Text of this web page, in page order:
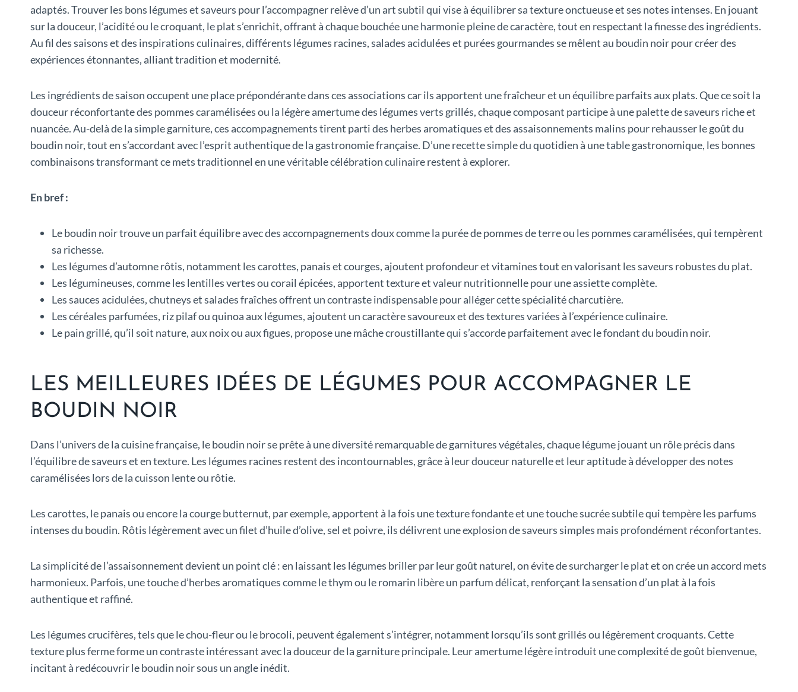
adaptés. Trouver les bons légumes et saveurs pour l’accompagner relève d’un art subtil qui vise à équilibrer sa texture onctueuse et ses notes intenses. En jouant
sur la douceur, l’acidité ou le croquant, le plat s’enrichit, offrant à chaque bouchée une harmonie pleine de caractère, tout en respectant la finesse des ingrédients.
Au fil des saisons et des inspirations culinaires, différents légumes racines, salades acidulées et purées gourmandes se mêlent au boudin noir pour créer des
expériences étonnantes, alliant tradition et modernité.
Les ingrédients de saison occupent une place prépondérante dans ces associations car ils apportent une fraîcheur et un équilibre parfaits aux plats. Que ce soit la
douceur réconfortante des pommes caramélisées ou la légère amertume des légumes verts grillés, chaque composant participe à une palette de saveurs riche et
nuancée. Au-delà de la simple garniture, ces accompagnements tirent parti des herbes aromatiques et des assaisonnements malins pour rehausser le goût du
boudin noir, tout en s’accordant avec l’esprit authentique de la gastronomie française. D’une recette simple du quotidien à une table gastronomique, les bonnes
combinaisons transformant ce mets traditionnel en une véritable célébration culinaire restent à explorer.
En bref :
Le boudin noir trouve un parfait équilibre avec des accompagnements doux comme la purée de pommes de terre ou les pommes caramélisées, qui tempèrent
sa richesse.
Les légumes d’automne rôtis, notamment les carottes, panais et courges, ajoutent profondeur et vitamines tout en valorisant les saveurs robustes du plat.
Les légumineuses, comme les lentilles vertes ou corail épicées, apportent texture et valeur nutritionnelle pour une assiette complète.
Les sauces acidulées, chutneys et salades fraîches offrent un contraste indispensable pour alléger cette spécialité charcutière.
Les céréales parfumées, riz pilaf ou quinoa aux légumes, ajoutent un caractère savoureux et des textures variées à l’expérience culinaire.
Le pain grillé, qu’il soit nature, aux noix ou aux figues, propose une mâche croustillante qui s’accorde parfaitement avec le fondant du boudin noir.
LES MEILLEURES IDÉES DE LÉGUMES POUR ACCOMPAGNER LE
BOUDIN NOIR
Dans l’univers de la cuisine française, le boudin noir se prête à une diversité remarquable de garnitures végétales, chaque légume jouant un rôle précis dans
l’équilibre de saveurs et en texture. Les légumes racines restent des incontournables, grâce à leur douceur naturelle et leur aptitude à développer des notes
caramélisées lors de la cuisson lente ou rôtie.
Les carottes, le panais ou encore la courge butternut, par exemple, apportent à la fois une texture fondante et une touche sucrée subtile qui tempère les parfums
intenses du boudin. Rôtis légèrement avec un filet d’huile d’olive, sel et poivre, ils délivrent une explosion de saveurs simples mais profondément réconfortantes.
La simplicité de l’assaisonnement devient un point clé : en laissant les légumes briller par leur goût naturel, on évite de surcharger le plat et on crée un accord mets
harmonieux. Parfois, une touche d’herbes aromatiques comme le thym ou le romarin libère un parfum délicat, renforçant la sensation d’un plat à la fois
authentique et raffiné.
Les légumes crucifères, tels que le chou-fleur ou le brocoli, peuvent également s’intégrer, notamment lorsqu’ils sont grillés ou légèrement croquants. Cette
texture plus ferme forme un contraste intéressant avec la douceur de la garniture principale. Leur amertume légère introduit une complexité de goût bienvenue,
incitant à redécouvrir le boudin noir sous un angle inédit.